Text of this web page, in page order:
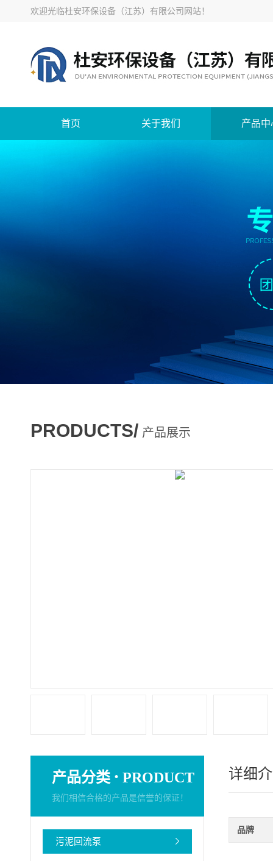
欢迎光临杜安环保设备（江苏）有限公司网站！
首页 关于我们 产品中
PRODUCTS/ 产品展示
产品分类 · PRODUCT
我们相信合格的产品是信誉的保证！
污泥回流泵
详细
品牌